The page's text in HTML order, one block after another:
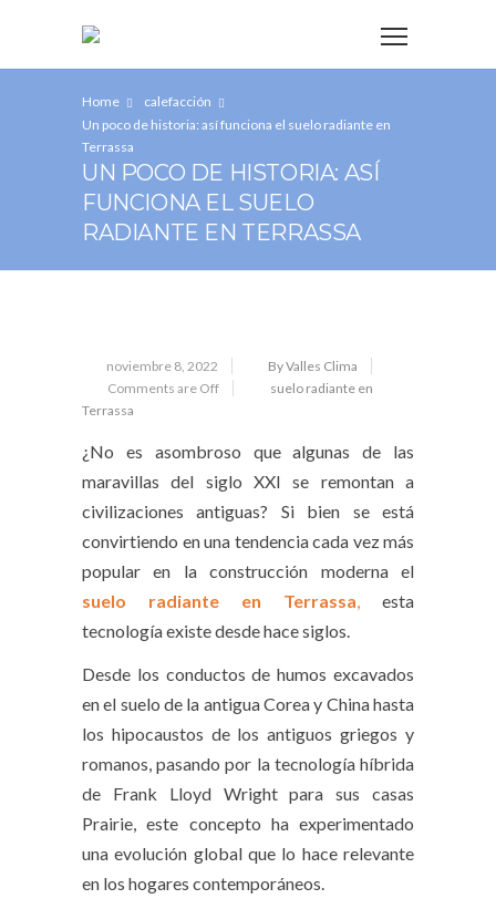
Home
calefacción
Un poco de historia: así funciona el suelo radiante en
Terrassa
UN POCO DE HISTORIA: ASÍ
FUNCIONA EL SUELO
RADIANTE EN TERRASSA
noviembre 8, 2022
By Valles Clima
Comments are Off
suelo radiante en
Terrassa
¿No es asombroso que algunas de las
maravillas del siglo XXI se remontan a
civilizaciones antiguas? Si bien se está
convirtiendo en una tendencia cada vez más
popular en la construcción moderna el
suelo radiante en Terrassa, esta
tecnología existe desde hace siglos.
Desde los conductos de humos excavados
en el suelo de la antigua Corea y China hasta
los hipocaustos de los antiguos griegos y
romanos, pasando por la tecnología híbrida
de Frank Lloyd Wright para sus casas
Prairie, este concepto ha experimentado
una evolución global que lo hace relevante
en los hogares contemporáneos.